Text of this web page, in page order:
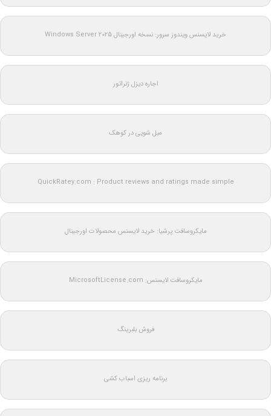
خرید لایسنس ویندوز سرور: نسخه اورجینال Windows Server 2025
اجاره دیزل ژنراتور
مبل شویی در کوهک
QuickRatey.com : Product reviews and ratings made simple
مایکروسافت پرشیا: خرید لایسنس محصولات اورجینال
مایکروسافت لایسنس: MicrosoftLicense.com
فروش بلبرینگ
برنامه ریزی اسباب کشی